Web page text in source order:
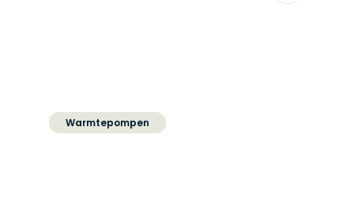
Warmtepompen